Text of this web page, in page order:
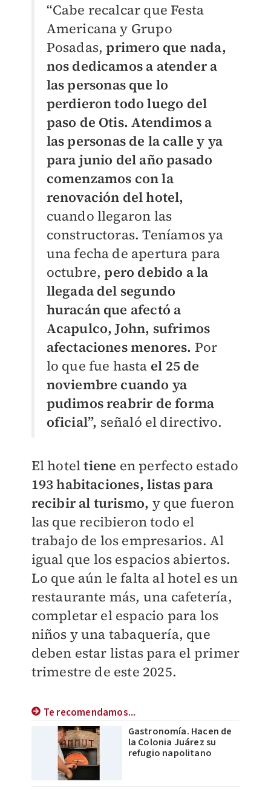
“Cabe recalcar que Festa
Americana y Grupo
Posadas, primero que nada,
nos dedicamos a atender a
las personas que lo
perdieron todo luego del
paso de Otis.Atendimos a
las personas de la calle y ya
para junio del año pasado
comenzamos con la
renovación del hotel,
cuando llegaron las
constructoras. Teníamos ya
una fecha de apertura para
octubre, pero debido a la
llegada del segundo
huracán que afectó a
Acapulco, John, sufrimos
afectaciones menores. Por
lo que fue hasta el 25 de
noviembre cuando ya
pudimos reabrir de forma
oficial”, señaló el directivo.
El hoteltiene en perfecto estado
193 habitaciones, listas para
recibir al turismo, y que fueron
las que recibieron todo el
trabajo de los empresarios. Al
igual que los espacios abiertos.
Lo que aún le falta al hotel es un
restaurante más, una cafetería,
completar el espacio para los
niños y una tabaquería, que
deben estar listas para el primer
trimestre de este 2025.
Te recomendamos...
Gastronomía. Hacen de
la Colonia Juárez su
refugio napolitano